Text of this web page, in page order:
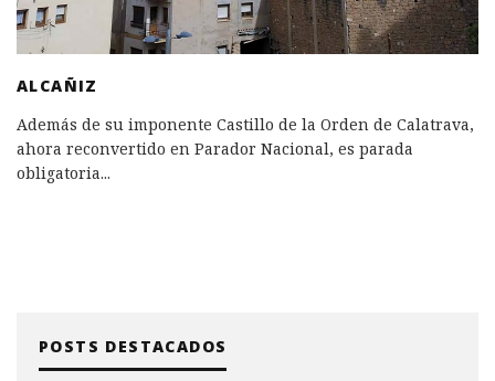
ALCAÑIZ
Además de su imponente Castillo de la Orden de Calatrava,
ahora reconvertido en Parador Nacional, es parada
obligatoria...
POSTS DESTACADOS